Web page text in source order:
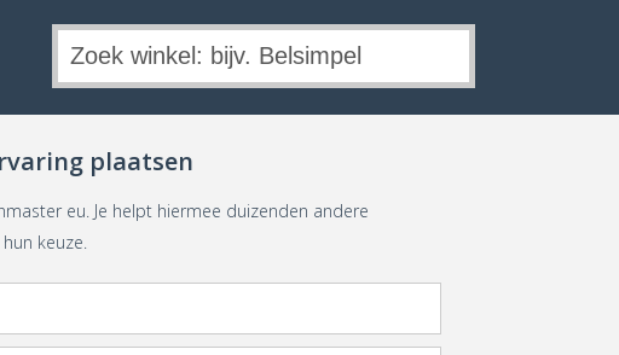
plaatsen
eu. Je helpt hiermee duizenden andere
keuze.